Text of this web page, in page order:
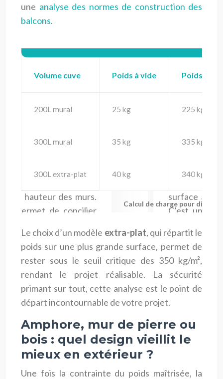
une analyse des normes de construction des
balcons.
Calcul de charge pour
Volume cuve Poids à vide Poids
200L mural 25 kg 225 kg
300L mural 35 kg 335 kg
300L extra-plat 40 kg 340 kg
Le choix d’un modèle extra-plat, qui répartit le
poids sur une plus grande surface, permet de
rester sous le seuil critique des 350 kg/m²,
rendant le projet réalisable. La sécurité
primant sur tout, cette analyse est le point de
départ incontournable de votre projet.
Amphore, mur de pierre ou
bois : quel design vieillit le
mieux en extérieur ?
Une fois la contrainte du poids maîtrisée, la